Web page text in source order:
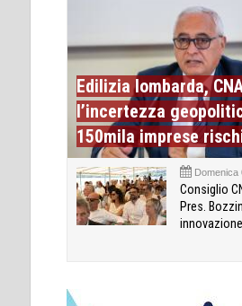
Edilizia lombarda,
l’incertezza
150mila imprese
Domenica
Consiglio
Pres.
innovazione